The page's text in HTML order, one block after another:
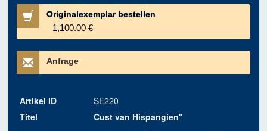
Originalexemplar bestellen
1,100.00 €
Anfrage
Artikel ID
SE220
Titel
Cust van Hispangien"